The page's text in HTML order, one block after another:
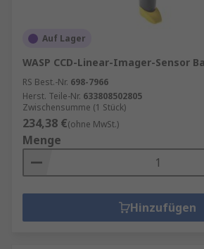
Auf Lager
WASP CCD-Linear-Imager-Sensor
RS Best.-Nr. 698-7966
Herst. Teile-Nr. 633808502805
Zwischensumme (1 Stück)
234,38 €(ohne MwSt.)
Menge
Hinzufügen